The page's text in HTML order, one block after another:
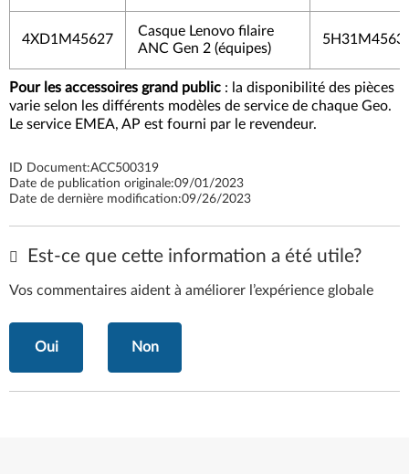
4XD1M45627
Casque Lenovo filaire
ANC Gen 2 (équipes)
Pour les accessoires grand public : la disponibilité des pièces
varie selon les différents modèles de service de chaque Geo.
Le service EMEA, AP est fourni par le revendeur.
ID Document:ACC500319
Date de publication originale:09/01/2023
Date de dernière modification:09/26/2023
Est-ce que cette information a été utile?
Vos commentaires aident à améliorer l’expérience globale
Oui Non